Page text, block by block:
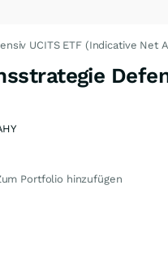
UCITS ETF (Indicative Net
Portfolio hinzufügen